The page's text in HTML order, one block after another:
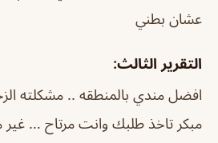
عشان بطني
التقرير الثالث:
افضل مندي بالمنطقه .. مشكلته
مبكر تاخذ طلبك وانت مرتاح … غير